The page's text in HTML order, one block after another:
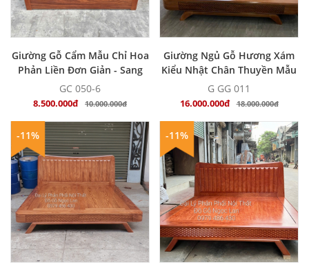
MUA NGAY
Giường Gỗ Cẩm Mẫu Chỉ Hoa
Phản Liền Đơn Giản - Sang
Trọng
GC 050-6
8.500.000đ 10.000.000đ
MUA NGAY
Giường Ngủ Gỗ Hương Xám
Kiểu Nhật Chân Thuyền Mẫu
Trám Bọc Nệm - Hiện Đại
G GG 011
16.000.000đ 18.000.000đ
-11% -11%